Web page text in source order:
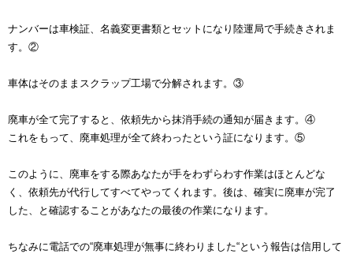
ナンバーは車検証、名義変更書類とセットになり陸運局で手続きされま
す。②
車体はそのままスクラップ工場で分解されます。③
廃車が全て完了すると、依頼先から抹消手続の通知が届きます。④
これをもって、廃車処理が全て終わったという証になります。⑤
このように、廃車をする際あなたが手をわずらわす作業はほとんどな
く、依頼先が代行してすべてやってくれます。後は、確実に廃車が完了
した、と確認することがあなたの最後の作業になります。
ちなみに電話での“廃車処理が無事に終わりました“という報告は信用して